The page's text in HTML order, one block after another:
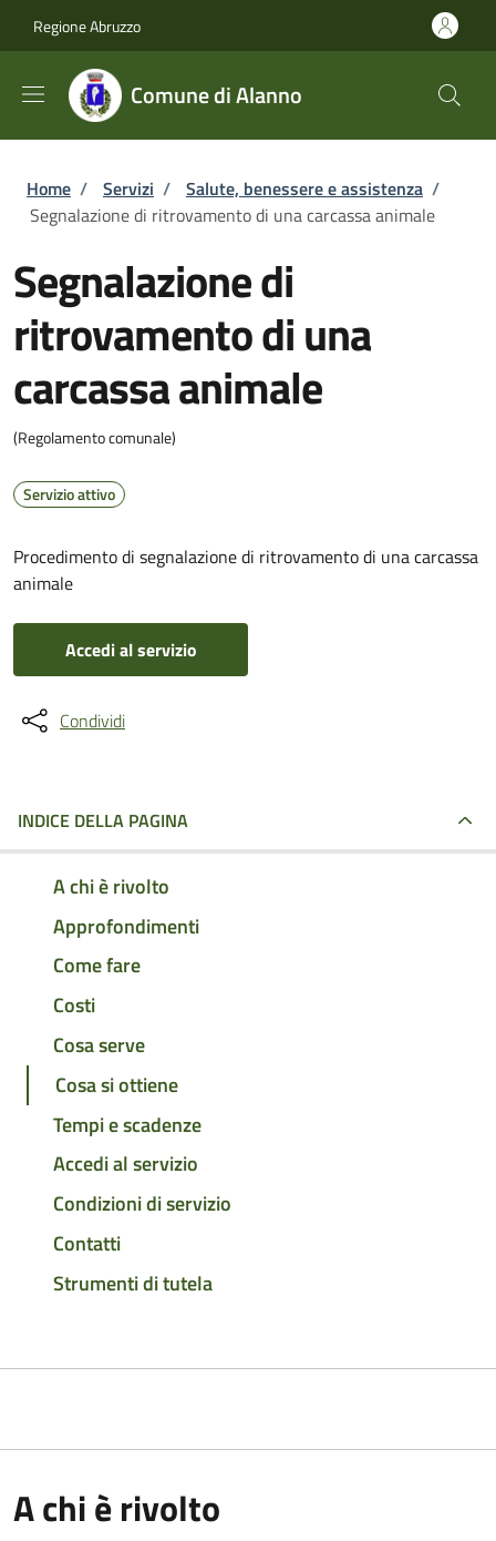
Regione Abruzzo
Comune di Alanno
Briciole di pane
Home / Servizi / Salute, benessere e assistenza /
Segnalazione di ritrovamento di una carcassa animale
Segnalazione di
ritrovamento di una
carcassa animale
(Regolamento comunale)
Servizio attivo
Procedimento di segnalazione di ritrovamento di una carcassa
animale
Accedi al servizio
Condividi
INDICE DELLA PAGINA
A chi è rivolto
Approfondimenti
Come fare
Costi
Cosa serve
Cosa si ottiene
Tempi e scadenze
Accedi al servizio
Condizioni di servizio
Contatti
Strumenti di tutela
A chi è rivolto